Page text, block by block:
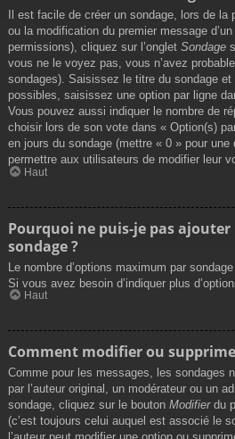
Il est facile de créer un sondage, lors de la
ou la modification du premier message
permissions), cliquez sur l’onglet Sondage
vous ne le voyez pas, vous n’avez
sondages). Saisissez le titre du sondage
possibles, saisissez une option par ligne
Vous pouvez aussi indiquer le nombre de
choisir lors de son vote dans « Option(s)
en jours du sondage (mettre « 0 » pour
permettre aux utilisateurs de modifier leur
Haut
Pourquoi ne puis-je pas ajouter
sondage ?
Le nombre d’options maximum par
Si vous avez besoin d’indiquer plus
Haut
Comment modifier ou
Comme pour les messages, les sondages
par l’auteur original, un modérateur ou un
sondage, cliquez sur le bouton Modifierdu
(c’est toujours celui auquel est associé le